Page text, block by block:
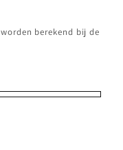
worden berekend bij de